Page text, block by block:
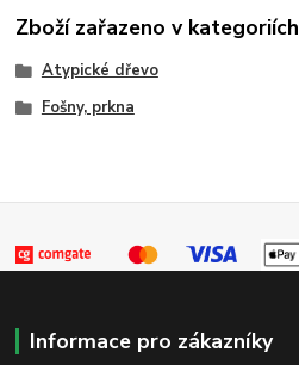
Zboží zařazeno v kategoriích
Atypické dřevo
Fošny, prkna
Informace pro zákazníky